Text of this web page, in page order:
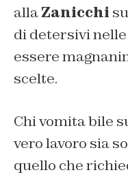
allaZanicchi
di detersivi
essere
scelte.
Chi vomita bile
vero lavoro sia
quello che